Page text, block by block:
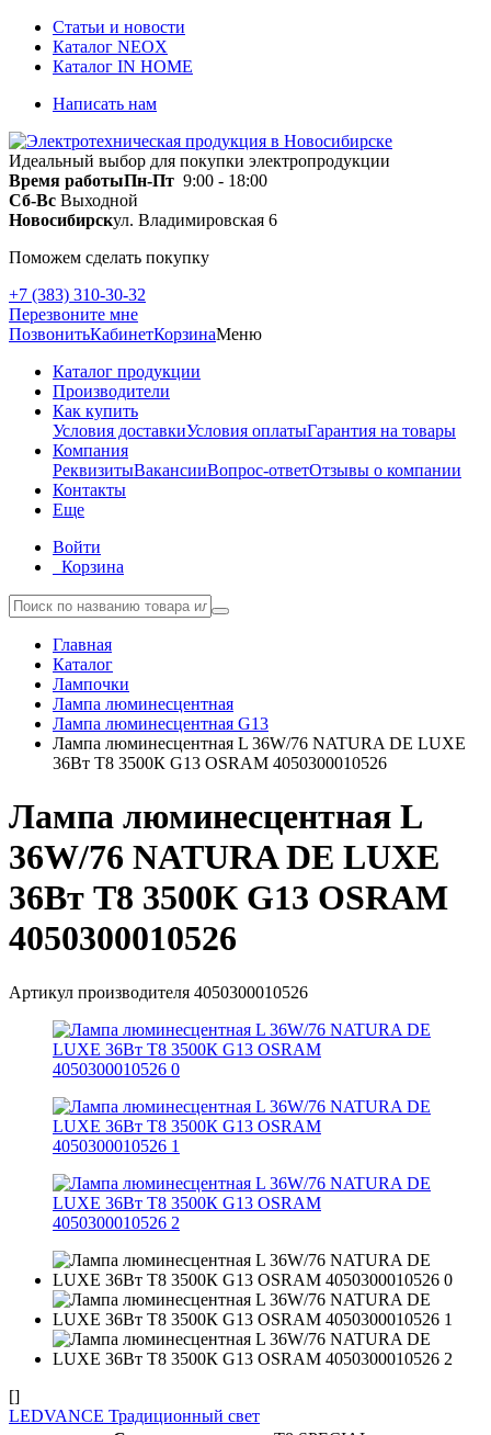
Статьи и новости
Каталог NEOX
Каталог IN HOME
Написать нам
Идеальный выбор для покупки электропродукции
Время работыПн-Пт 9:00 - 18:00
Сб-Вс Выходной
Новосибирскул. Владимировская 6
Поможем сделать покупку
+7 (383) 310-30-32
Перезвоните мне
ПозвонитьКабинетКорзинаМеню
Каталог продукции
Производители
Как купить
Условия доставкиУсловия оплатыГарантия на товары
Компания
РеквизитыВакансииВопрос-ответОтзывы о компании
Контакты
Еще
Войти
Корзина
Главная
Каталог
Лампочки
Лампа люминесцентная
Лампа люминесцентная G13
Лампа люминесцентная L 36W/76 NATURA DE LUXE
36Вт T8 3500К G13 OSRAM 4050300010526
Лампа люминесцентная L
36W/76 NATURA DE LUXE
36Вт T8 3500К G13 OSRAM
4050300010526
Артикул производителя 4050300010526
[]
LEDVANCE Традиционный свет